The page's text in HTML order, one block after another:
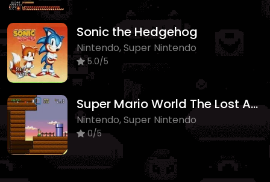
Sonic the Hedgehog
Nintendo, Super Nintendo
5.0/5
Super Mario World The Lost Adventure
Nintendo, Super Nintendo
0/5